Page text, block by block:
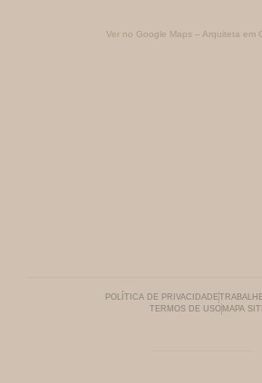
Ver no Google Maps – Arquiteta em
POLÍTICA DE PRIVACIDADE
TERMOS DE USO MAPA